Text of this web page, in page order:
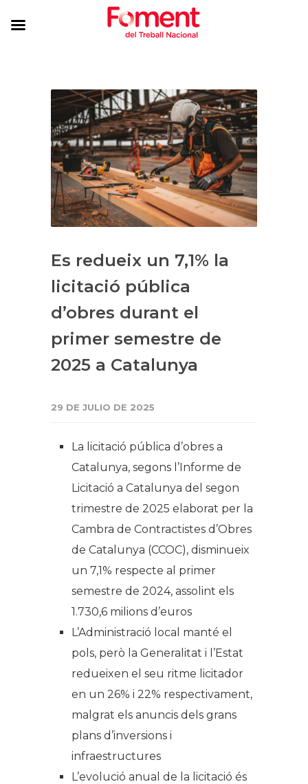
Es redueix un 7,1% la
licitació pública
d’obres durant el
primer semestre de
2025 a Catalunya
29 DE JULIO DE 2025
La licitació pública d’obres a
Catalunya, segons l’Informe de
Licitació a Catalunya del segon
trimestre de 2025 elaborat per la
Cambra de Contractistes d’Obres
de Catalunya (CCOC), disminueix
un 7,1% respecte al primer
semestre de 2024, assolint els
1.730,6 milions d’euros
L’Administració local manté el
pols, però la Generalitat i l’Estat
redueixen el seu ritme licitador
en un 26% i 22% respectivament,
malgrat els anuncis dels grans
plans d’inversions i
infraestructures
L’evolució anual de la licitació és